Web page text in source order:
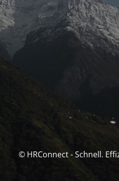
© HRConnect - Schnell.